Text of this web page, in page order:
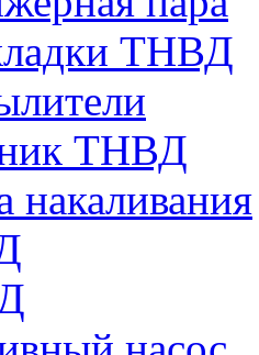
ТНВД
ТНВД
накаливания